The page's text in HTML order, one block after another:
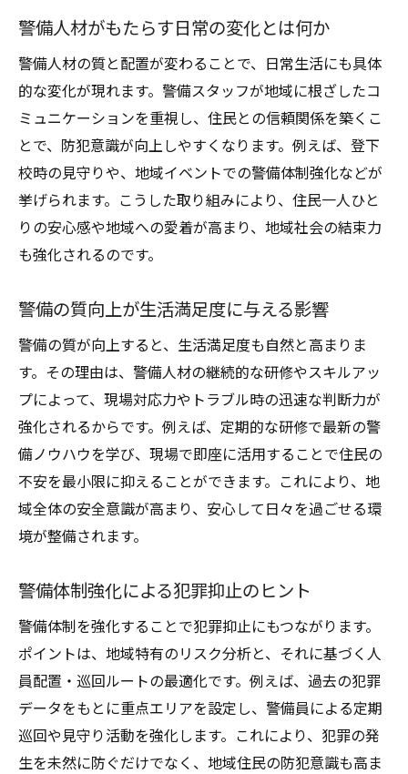
警備人材がもたらす日常の変化とは何か
警備人材の質と配置が変わることで、日常生活にも具体
的な変化が現れます。警備スタッフが地域に根ざしたコ
ミュニケーションを重視し、住民との信頼関係を築くこ
とで、防犯意識が向上しやすくなります。例えば、登下
校時の見守りや、地域イベントでの警備体制強化などが
挙げられます。こうした取り組みにより、住民一人ひと
りの安心感や地域への愛着が高まり、地域社会の結束力
も強化されるのです。
警備の質向上が生活満足度に与える影響
警備の質が向上すると、生活満足度も自然と高まりま
す。その理由は、警備人材の継続的な研修やスキルアッ
プによって、現場対応力やトラブル時の迅速な判断力が
強化されるからです。例えば、定期的な研修で最新の警
備ノウハウを学び、現場で即座に活用することで住民の
不安を最小限に抑えることができます。これにより、地
域全体の安全意識が高まり、安心して日々を過ごせる環
境が整備されます。
警備体制強化による犯罪抑止のヒント
警備体制を強化することで犯罪抑止にもつながります。
ポイントは、地域特有のリスク分析と、それに基づく人
員配置・巡回ルートの最適化です。例えば、過去の犯罪
データをもとに重点エリアを設定し、警備員による定期
巡回や見守り活動を強化します。これにより、犯罪の発
生を未然に防ぐだけでなく、地域住民の防犯意識も高ま